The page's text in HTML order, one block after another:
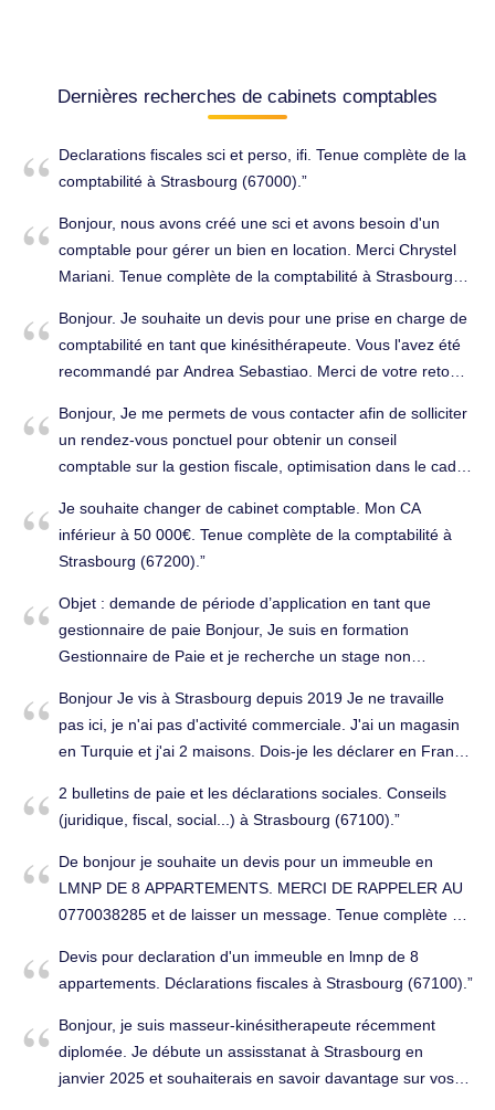
Dernières recherches de cabinets comptables
Declarations fiscales sci et perso, ifi. Tenue complète de la
comptabilité à Strasbourg (67000).
Bonjour, nous avons créé une sci et avons besoin d'un
comptable pour gérer un bien en location. Merci Chrystel
Mariani. Tenue complète de la comptabilité à Strasbourg
Bonjour. Je souhaite un devis pour une prise en charge de
comptabilité en tant que kinésithérapeute. Vous l'avez été
recommandé par Andrea Sebastiao. Merci de votre retour.
la comptabilité à Strasbourg (67000).
Bonjour, Je me permets de vous contacter afin de solliciter
un rendez-vous ponctuel pour obtenir un conseil
comptable sur la gestion fiscale, optimisation dans le cadre
moment, mais j’aimerais bénéficier de votre expertise sur
ce point précis. Pourriez-vous m’indiquer vos disponibilités
ainsi que vos conditions tarifaires pour ce type de rendez-
vous ? Je vous remercie par avance pour votre retour.
Cordialement, Conseils (juridique, fiscal, social...) à
Strasbourg (67000).
Je souhaite changer de cabinet comptable. Mon CA
inférieur à 50 000€. Tenue complète de la comptabilité à
Strasbourg (67200).
Objet : demande de période d’application en tant que
gestionnaire de paie Bonjour, Je suis en formation
Gestionnaire de Paie et je recherche un stage non
formation intègre 2 périodes de stage obligatoires au votre
choix : du 10/06/2025 au 11/07/2025 ou du 15/09/2025 au
10/10/2025 au cours desquelles je mettrai en application
les connaissances acquises en formation, telles que traiter
les informations pour déterminer la rémunération brute, les
informations impactant la rémunération nette. Je suis
disponible à tout moment pour discuter de ma candidature.
Tenue complète de la comptabilité à Strasbourg (67000).
Bonjour Je vis à Strasbourg depuis 2019 Je ne travaille
pas ici, je n'ai pas d'activité commerciale. J'ai un magasin
en Turquie et j'ai 2 maisons. Dois-je les déclarer en France
souhaiteriez faire une offre de prix sur ce produit. J'ai
déposé ma déclaration ici 2020-21-23- Strasbourg Je
demande également RDV. Cordialament Ali serbet 07 72
10 45 77 Not:je parle anglais Mon français est médiocre.
Tenue complète de la comptabilité à Strasbourg (67000).
2 bulletins de paie et les déclarations sociales. Conseils
(juridique, fiscal, social...) à Strasbourg (67100).
De bonjour je souhaite un devis pour un immeuble en
LMNP DE 8 APPARTEMENTS. MERCI DE RAPPELER AU
0770038285 et de laisser un message. Tenue complète de
Devis pour declaration d'un immeuble en lmnp de 8
appartements. Déclarations fiscales à Strasbourg (67100).
Bonjour, je suis masseur-kinésitherapeute récemment
diplomée. Je débute un assisstanat à Strasbourg en
janvier 2025 et souhaiterais en savoir davantage sur vos